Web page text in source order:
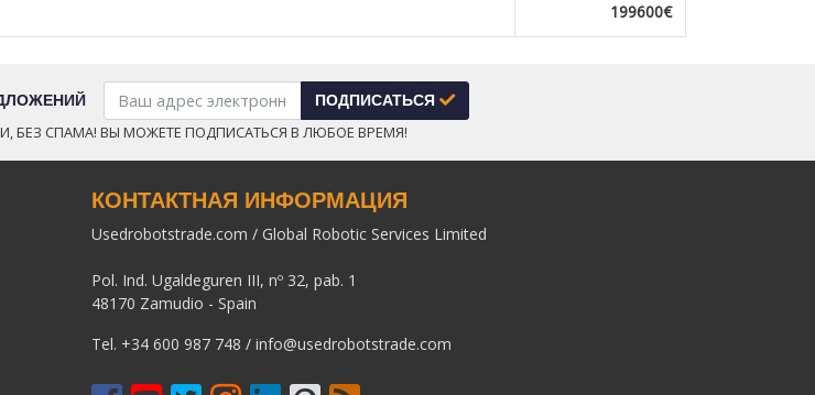
199600€
ПОДПИСАТЬСЯ
БЕЗ СПАМА! ВЫ МОЖЕТЕ ПОДПИСАТЬСЯ В ЛЮБОЕ ВРЕМЯ!
КОНТАКТНАЯ ИНФОРМАЦИЯ
Usedrobotstrade.com / Global Robotic Services Limited
Pol. Ind. Ugaldeguren III, nº 32, pab. 1
48170 Zamudio - Spain
Tel. +34 600 987 748 / info@usedrobotstrade.com